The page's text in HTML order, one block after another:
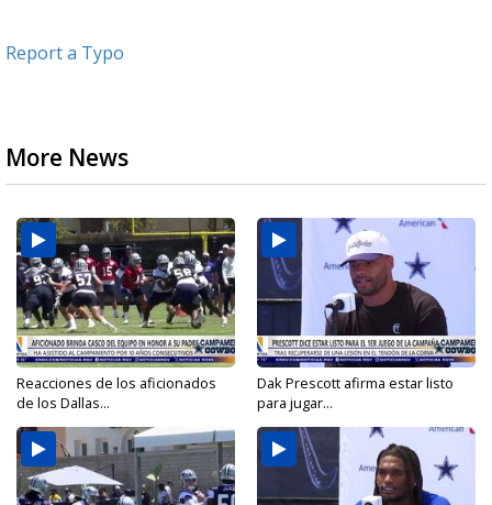
Report a Typo
More News
Reacciones de los aficionados
de los Dallas...
Dak Prescott afirma estar listo
para jugar...